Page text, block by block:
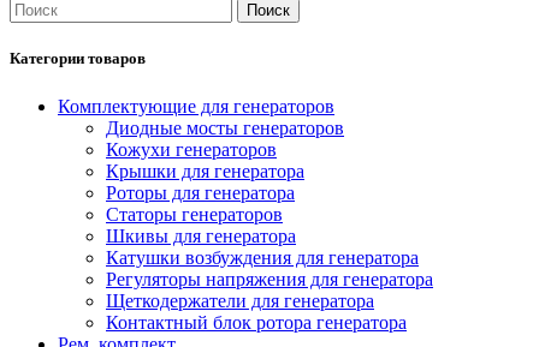
Поиск
Категории товаров
Комплектующие для генераторов
Диодные мосты генераторов
Кожухи генераторов
Крышки для генератора
Роторы для генератора
Статоры генераторов
Шкивы для генератора
Катушки возбуждения для генератора
Регуляторы напряжения для генератора
Щеткодержатели для генератора
Контактный блок ротора генератора